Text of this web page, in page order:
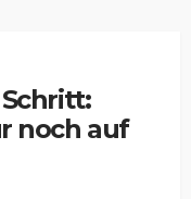
noch auf